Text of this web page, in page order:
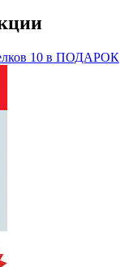
10 в ПОДАРОК